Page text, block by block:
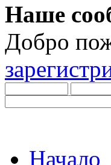
Наше
Добро
Начало